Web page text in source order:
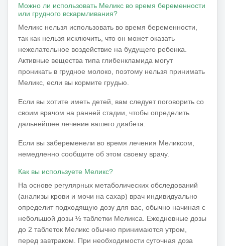
Можно ли использовать Меликс во время беременности
или грудного вскармливания?
Меликс нельзя использовать во время беременности,
так как нельзя исключить, что он может оказать
нежелательное воздействие на будущего ребенка.
Активные вещества типа глибенкламида могут
проникать в грудное молоко, поэтому нельзя принимать
Меликс, если вы кормите грудью.
Если вы хотите иметь детей, вам следует поговорить со
своим врачом на ранней стадии, чтобы определить
дальнейшее лечение вашего диабета.
Если вы забеременели во время лечения Меликсом,
немедленно сообщите об этом своему врачу.
Как вы используете Меликс?
На основе регулярных метаболических обследований
(анализы крови и мочи на сахар) врач индивидуально
определит подходящую дозу для вас, обычно начиная с
небольшой дозы ½ таблетки Меликса. Ежедневные дозы
до 2 таблеток Меликс обычно принимаются утром,
перед завтраком. При необходимости суточная доза